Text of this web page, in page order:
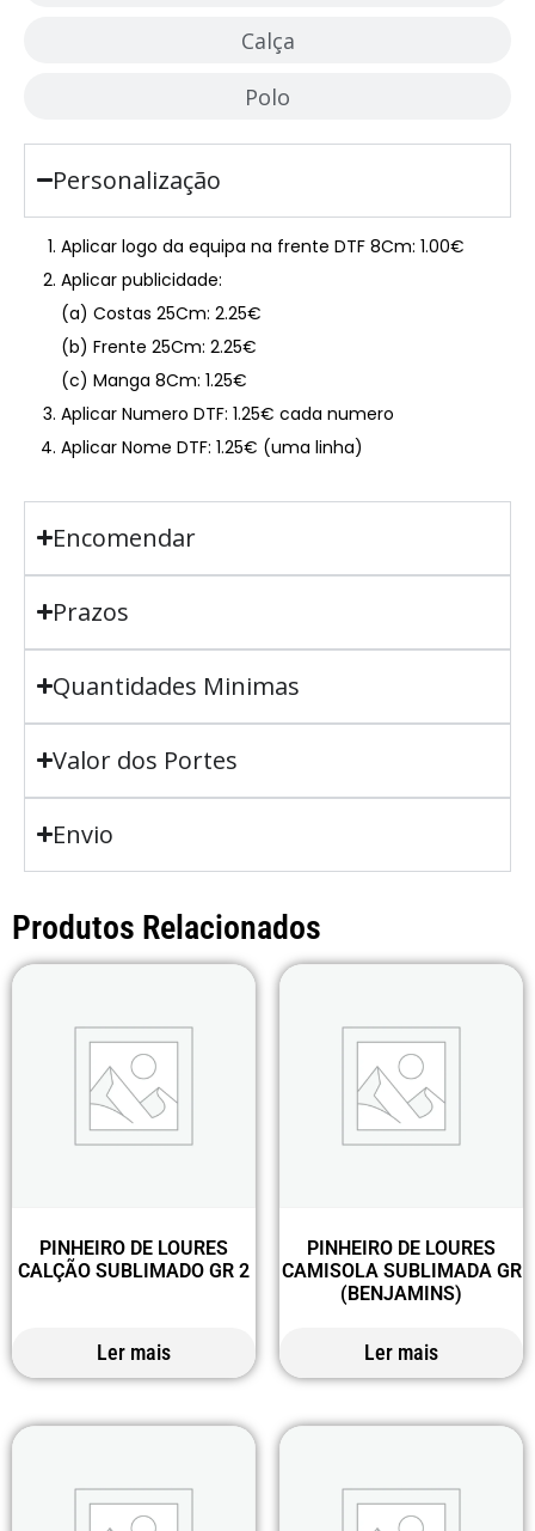
Calça
Polo
Personalização
Aplicar logo da equipa na frente DTF 8Cm: 1.00€
Aplicar publicidade:
(a) Costas 25Cm: 2.25€
(b) Frente 25Cm: 2.25€
(c) Manga 8Cm: 1.25€
Aplicar Numero DTF: 1.25€ cada numero
Aplicar Nome DTF: 1.25€ (uma linha)
Encomendar
Prazos
Quantidades Minimas
Valor dos Portes
Envio
Produtos Relacionados
PINHEIRO DE LOURES
CALÇÃO SUBLIMADO GR 2
Ler mais
PINHEIRO DE LOURES
CAMISOLA SUBLIMADA GR
(BENJAMINS)
Ler mais